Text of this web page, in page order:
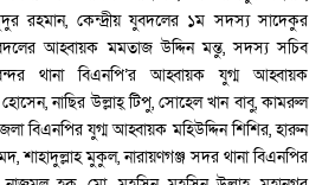
রহমান, কেন্দ্রীয় যুবদলের ১ম সদস্য সাদেকুর
আহ্বায়ক মমতাজ উদ্দিন মন্তু, সদস্য সচিব
থানা বিএনপি’র আহ্বায়ক যুগ্ম আহ্বায়ক
নাছির উল্লাহ্ টিপু, সোহেল খান বাবু, কামরুল
বিএনপির যুগ্ম আহ্বায়ক মহিউদ্দিন শিশির, হারুন
শাহাদুল্লাহ মুকুল, নারায়ণগঞ্জ সদর থানা বিএনপির